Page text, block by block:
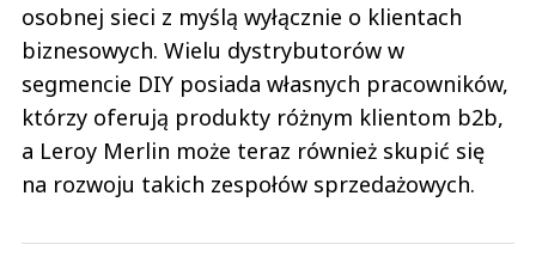
osobnej sieci z myślą wyłącznie o klientach
biznesowych. Wielu dystrybutorów w
segmencie DIY posiada własnych pracowników,
którzy oferują produkty różnym klientom b2b,
a Leroy Merlin może teraz również skupić się
na rozwoju takich zespołów sprzedażowych.